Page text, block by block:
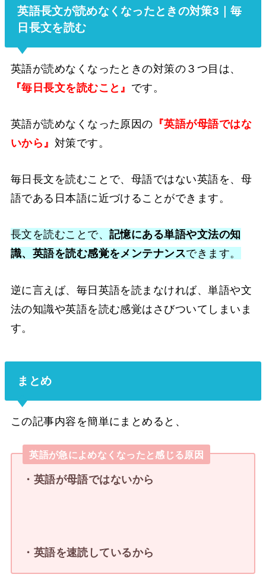
英語長文が読めなくなったときの対策3｜毎
日長文を読む
英語が読めなくなったときの対策の３つ目は、
『毎日長文を読むこと』 です。
英語が読めなくなった原因の 『英語が母語ではな
いから』 対策です。
毎日長文を読むことで、母語ではない英語を、母
語である日本語に近づけることができます。
長文を読むことで、記憶にある単語や文法の知
識、英語を読む感覚をメンテナンスできます。
逆に言えば、毎日英語を読まなければ、単語や文
法の知識や英語を読む感覚はさびついてしまいま
す。
まとめ
この記事内容を簡単にまとめると、
英語が急によめなくなったと感じる原因
・英語が母語ではないから
・英語を速読しているから